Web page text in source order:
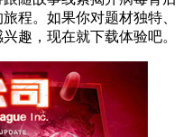
程。如果你对题材独特、
趣，现在就下载体验吧。